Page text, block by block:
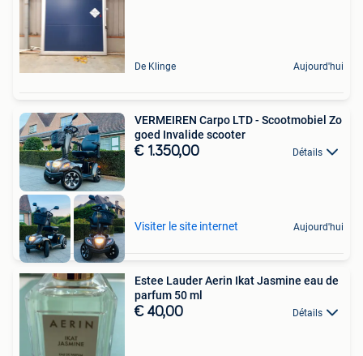
De Klinge Aujourd'hui
VERMEIREN Carpo LTD - Scootmobiel Zo
goed Invalide scooter
€ 1.350,00 Détails
Visiter le site internet Aujourd'hui
Estee Lauder Aerin Ikat Jasmine eau de
parfum 50 ml
€ 40,00 Détails